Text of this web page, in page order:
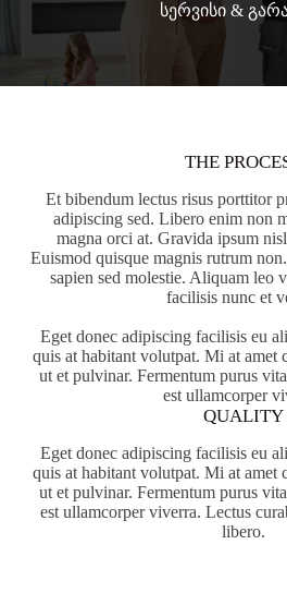
ᲡᲔᲠᲕᲘᲡᲘ &
THE
Et bibendum lectus risus porttitor
adipiscing sed. Libero enim non
magna orci at. Gravida ipsum
Euismod quisque magnis rutrum
sapien sed molestie. Aliquam leo
facilisis nunc et
Eget donec adipiscing facilisis eu
quis at habitant volutpat. Mi at amet
ut et pulvinar. Fermentum purus
est ullamcorper
QUALITY
Eget donec adipiscing facilisis eu
quis at habitant volutpat. Mi at amet
ut et pulvinar. Fermentum purus
est ullamcorper viverra. Lectus
libero.